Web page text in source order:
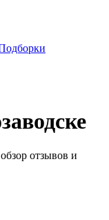
отзывов и